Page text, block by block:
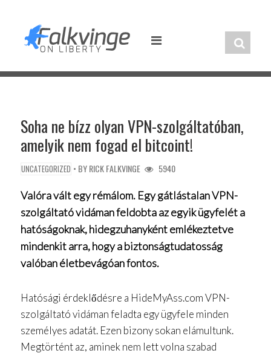
content
Soha ne bízz olyan VPN-szolgáltatóban,
amelyik nem fogad el bitcoint!
UNCATEGORIZED • BYRICK FALKVINGE 5940
Valóra vált egy rémálom. Egy gátlástalan VPN-
szolgáltató vidáman feldobta az egyik ügyfelét a
hatóságoknak, hidegzuhanyként emlékeztetve
mindenkit arra, hogy a biztonságtudatosság
valóban életbevágóan fontos.
Hatósági érdeklődésre a HideMyAss.com VPN-
szolgáltató vidáman feladta egy ügyfele minden
személyes adatát. Ezen bizony sokan elámultunk.
Megtörtént az, aminek nem lett volna szabad